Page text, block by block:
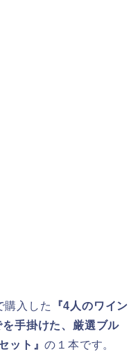
購入した
『4人のワイン
手掛けた、厳選ブル
ット』の１本です。